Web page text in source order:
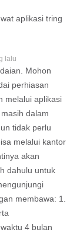
aplikasi tring
lalu
Mohon
perhiasan
melalui aplikasi
dalam
tidak perlu
melalui kantor
akan
dahulu untuk
membawa: 1.
4 bulan